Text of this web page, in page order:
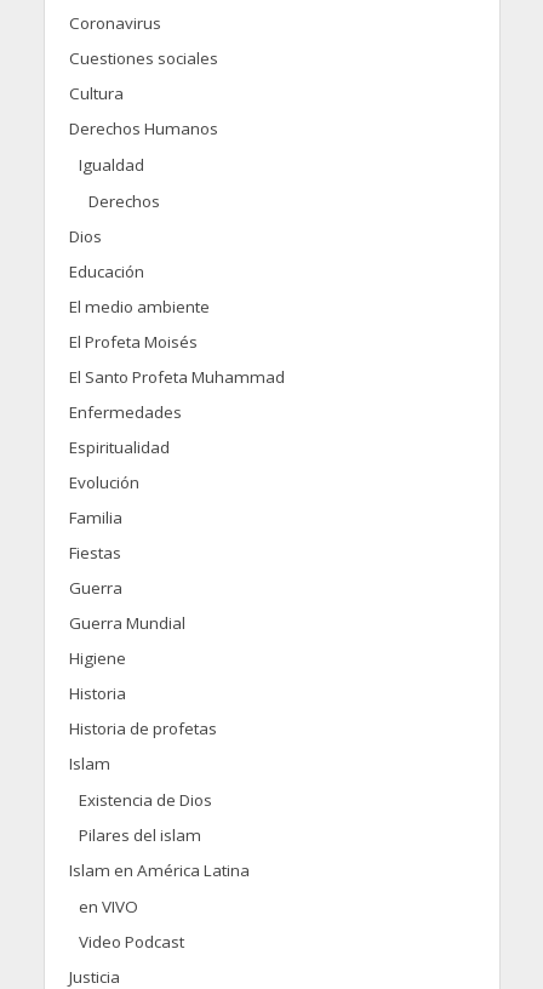
Coronavirus
Cuestiones sociales
Cultura
Derechos Humanos
Igualdad
Derechos
Dios
Educación
El medio ambiente
El Profeta Moisés
El Santo Profeta Muhammad
Enfermedades
Espiritualidad
Evolución
Familia
Fiestas
Guerra
Guerra Mundial
Higiene
Historia
Historia de profetas
Islam
Existencia de Dios
Pilares del islam
Islam en América Latina
en VIVO
Video Podcast
Justicia